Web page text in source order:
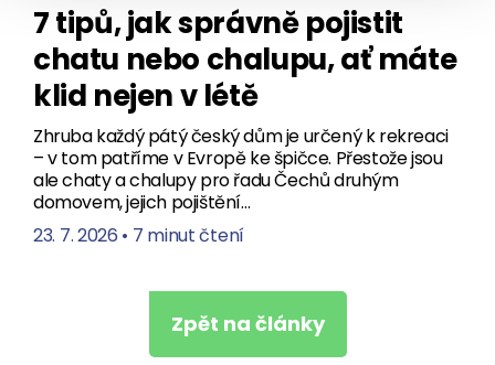
7 tipů, jak správně pojistit
chatu nebo chalupu, ať máte
klid nejen v létě
Zhruba každý pátý český dům je určený k rekreaci
– v tom patříme v Evropě ke špičce. Přestože jsou
ale chaty a chalupy pro řadu Čechů druhým
domovem, jejich pojištění…
23. 7. 2026 • 7 minut čtení
Zpět na články